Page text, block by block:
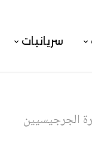
سريانيات
الجرجيسيين